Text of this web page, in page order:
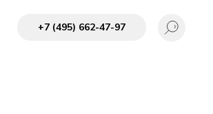
+7 (495) 662-4 7-97